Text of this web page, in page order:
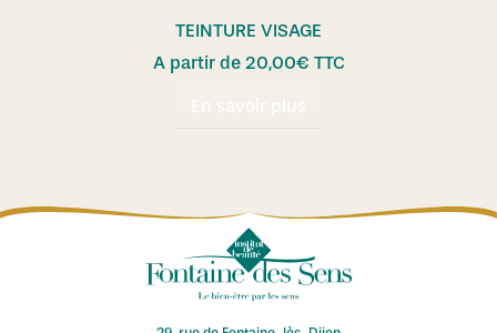
TEINTURE VISAGE
A partir de 20,00€ TTC
En savoir plus